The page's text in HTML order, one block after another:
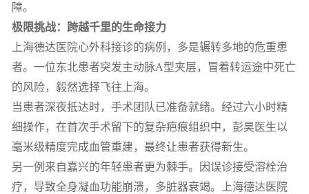
障。
极限挑战：跨越千里的生命接力
上海德达医院心外科接诊的病例，多是辗转多地的危重患
者。一位东北患者突发主动脉A型夹层，冒着转运途中死亡
的风险，毅然选择飞往上海。
当患者深夜抵达时，手术团队已准备就绪。经过六小时精
细操作，在首次手术留下的复杂疤痕组织中，彭昊医生以
毫米级精度完成血管重建，最终让患者获得新生。
另一例来自嘉兴的年轻患者更为棘手。因误诊接受溶栓治
疗，导致全身凝血功能崩溃，多脏器衰竭。上海德达医院